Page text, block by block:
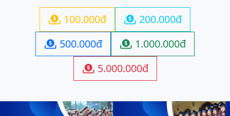
 100.000đ  200.000đ
 500.000đ  1.000.000đ
 5.000.000đ